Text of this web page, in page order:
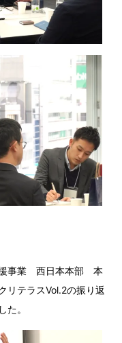
事業 西日本本部 本
テラスVol.2の振り返
た。